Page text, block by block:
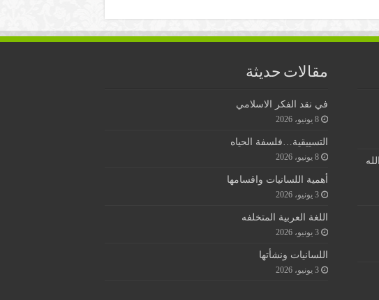
مقالات حديثة
في نقد الفكر الاسلامي
8 يونيو، 2026
التسييقية…فلسفة الحياه
8 يونيو، 2026
أهمية اللسانيات واقسامها
3 يونيو، 2026
اللغة العربية المتخلفه
3 يونيو، 2026
اللسانيات ونشأتها
3 يونيو، 2026